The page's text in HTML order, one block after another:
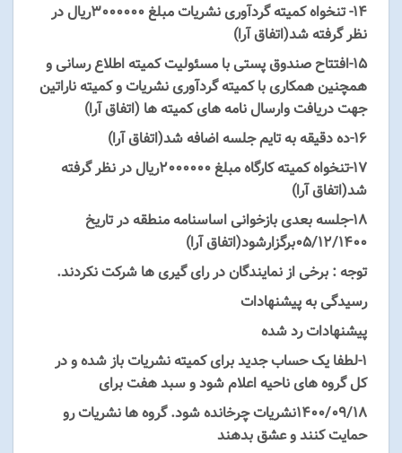
۱۴- تنخواه کمیته گردآوری نشریات مبلغ 3000000ریال در
نظر گرفته شد(اتفاق آرا)
۱۵-افتتاح صندوق پستی با مسئولیت کمیته اطلاع رسانی و
همچنین همکاری با کمیته گردآوری نشریات و کمیته ناراتین
جهت دریافت وارسال نامه های کمیته ها (اتفاق آرا)
۱۶-ده دقیقه به تایم جلسه اضافه شد(اتفاق آرا)
۱۷-تنخواه کمیته کارگاه مبلغ 2000000ریال در نظر گرفته
شد(اتفاق آرا)
۱۸-جلسه بعدی بازخوانی اساسنامه منطقه در تاریخ
۰۵/۱۲/1400برگزارشود(اتفاق آرا)
توجه : برخی از نمایندگان در رای گیری ها شرکت نکردند.
رسیدگی به پیشنهادات
پیشنهادات رد شده
۱-لطفا یک حساب جدید برای کمیته نشریات باز شده و در
کل گروه های ناحیه اعلام شود و سبد هفت برای
۱۴۰۰/۰۹/18نشریات چرخانده شود. گروه ها نشریات رو
حمایت کنند و عشق بدهند